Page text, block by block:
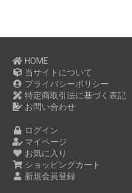
HOME
当サイトについて
プライバシーポリシー
特定商取引法に基づく表記
お問い合わせ
ログイン
マイページ
お気に入り
ショッピングカート
新規会員登録